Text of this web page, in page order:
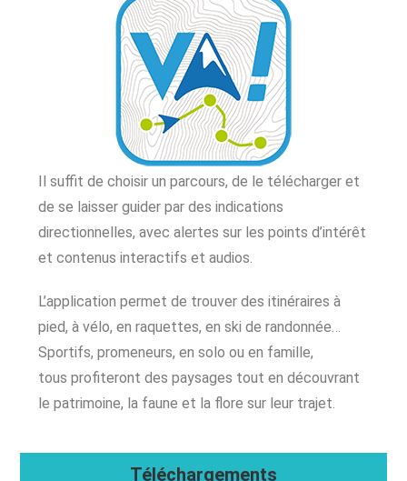
Il suffit de choisir un parcours, de le télécharger et
de se laisser guider par des indications
directionnelles, avec alertes sur les points d’intérêt
et contenus interactifs et audios.
L’application permet de trouver des itinéraires à
pied, à vélo, en raquettes, en ski de randonnée…
Sportifs, promeneurs, en solo ou en famille,
tous profiteront des paysages tout en découvrant
le patrimoine, la faune et la flore sur leur trajet.
Téléchargements